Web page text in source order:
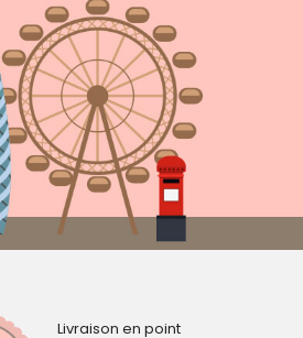
Livraison en point